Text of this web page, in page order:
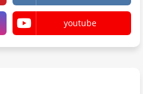
youtube